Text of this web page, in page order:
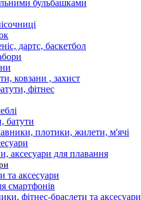
бульбашками
дартс, баскетбол
ковзани , захист
фітнес
батути
плотики, жилети, м'ячі
аксесуари для плавання
та аксесуари
смартфонів
фітнес-браслети та аксесуари